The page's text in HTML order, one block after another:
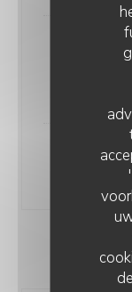
Crispy